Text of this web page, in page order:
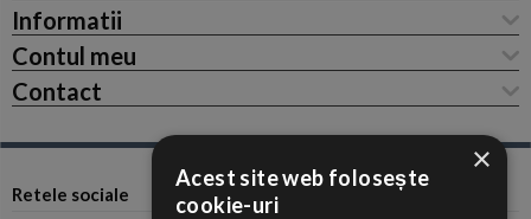
Informatii
Contul meu
Contact
Retele sociale
×
Acest site web folosește
cookie-uri